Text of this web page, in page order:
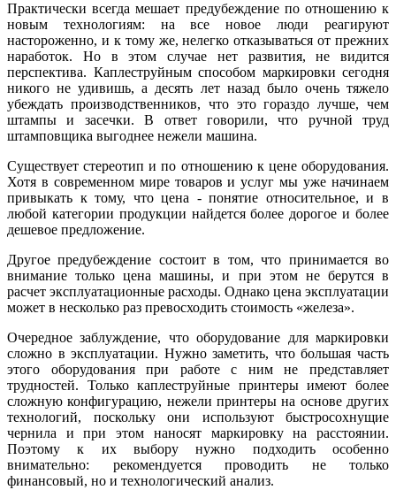
Практически всегда мешает предубеждение по отношению к
новым технологиям: на все новое люди реагируют
настороженно, и к тому же, нелегко отказываться от прежних
наработок. Но в этом случае нет развития, не видится
перспектива. Каплеструйным способом маркировки сегодня
никого не удивишь, а десять лет назад было очень тяжело
убеждать производственников, что это гораздо лучше, чем
штампы и засечки. В ответ говорили, что ручной труд
штамповщика выгоднее нежели машина.
Существует стереотип и по отношению к цене оборудования.
Хотя в современном мире товаров и услуг мы уже начинаем
привыкать к тому, что цена - понятие относительное, и в
любой категории продукции найдется более дорогое и более
дешевое предложение.
Другое предубеждение состоит в том, что принимается во
внимание только цена машины, и при этом не берутся в
расчет эксплуатационные расходы. Однако цена эксплуатации
может в несколько раз превосходить стоимость «железа».
Очередное заблуждение, что оборудование для маркировки
сложно в эксплуатации. Нужно заметить, что большая часть
этого оборудования при работе с ним не представляет
трудностей. Только каплеструйные принтеры имеют более
сложную конфигурацию, нежели принтеры на основе других
технологий, поскольку они используют быстросохнущие
чернила и при этом наносят маркировку на расстоянии.
Поэтому к их выбору нужно подходить особенно
внимательно: рекомендуется проводить не только
финансовый, но и технологический анализ.